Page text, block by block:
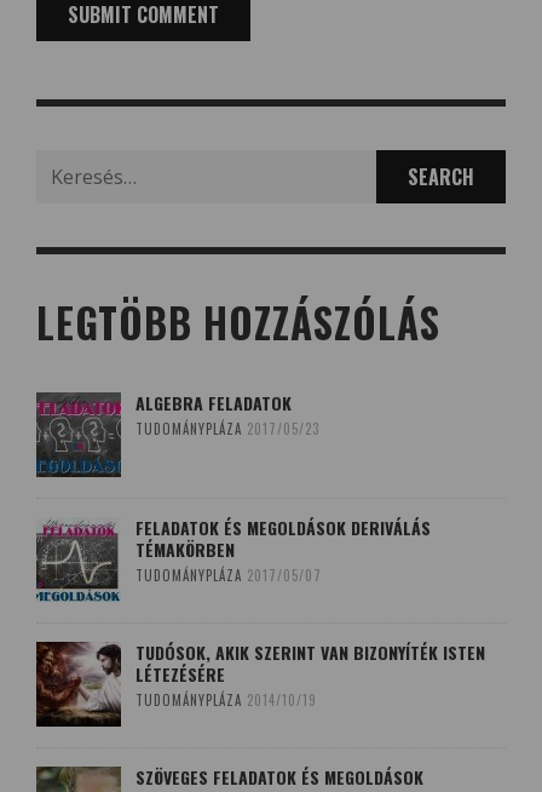
for:
LEGTÖBB HOZZÁSZÓLÁS
ALGEBRA FELADATOK
TUDOMÁNYPLÁZA 2017/05/23
FELADATOK ÉS MEGOLDÁSOK DERIVÁLÁS
TÉMAKÖRBEN
TUDOMÁNYPLÁZA 2017/05/07
TUDÓSOK, AKIK SZERINT VAN BIZONYÍTÉK ISTEN
LÉTEZÉSÉRE
TUDOMÁNYPLÁZA 2014/10/19
SZÖVEGES FELADATOK ÉS MEGOLDÁSOK